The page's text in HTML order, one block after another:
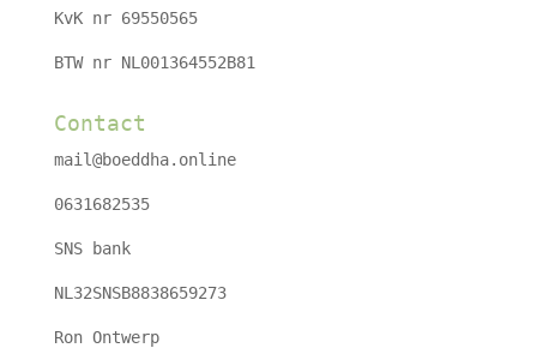
KvK nr 69550565
BTW nr NL001364552B81
Contact
mail@boeddha.online
0631682535
SNS bank
NL32SNSB8838659273
Ron Ontwerp